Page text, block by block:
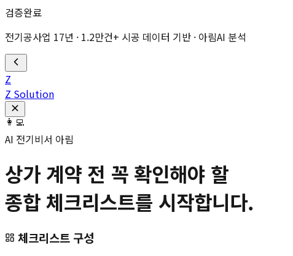
검증완료
전기공사업 17년 · 1.2만건+ 시공 데이터 기반 · 아림AI 분석
Z
Z Solution
👩‍💻
AI 전기비서 아림
상가 계약 전 꼭 확인해야 할
종합 체크리스트를 시작합니다.
체크리스트 구성